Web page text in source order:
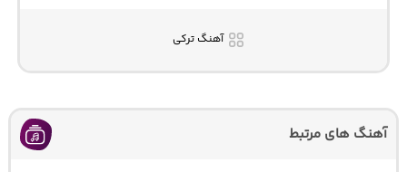
آهنگ ترکی
آهنگ های مرتبط